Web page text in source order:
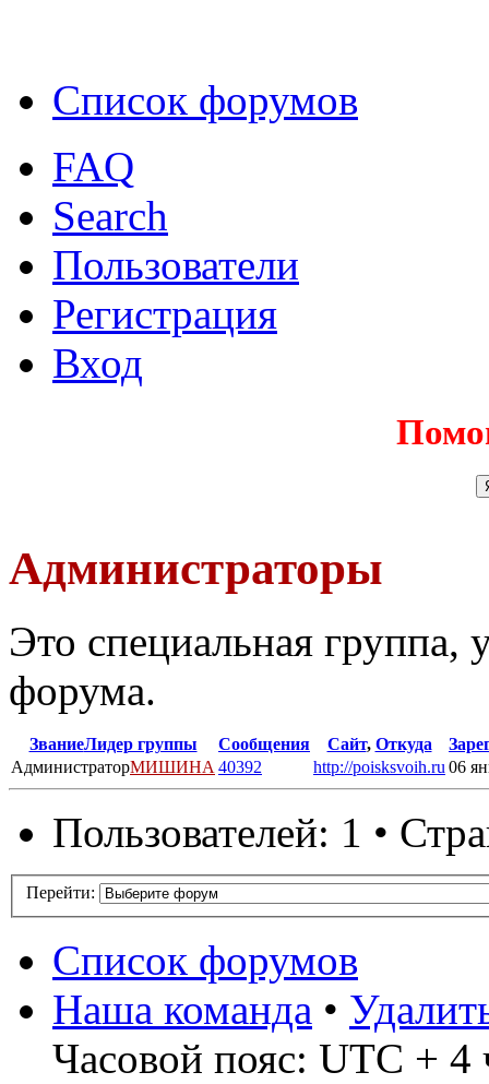
Список форумов
FAQ
Search
Пользователи
Регистрация
Вход
Администраторы
Это специальная группа,
форума.
ЗваниеЛидер группы Сообщения Сайт, Откуда
АдминистраторМИШИНА 40392 http://poisksvoih.ru 06
Пользователей: 1 •
Перейти:
Список форумов
Наша команда •
Часовой пояс: UTC + 4